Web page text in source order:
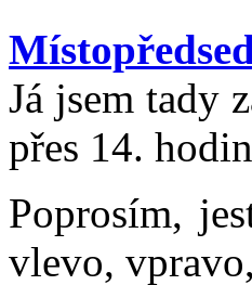
Já jsem tady
přes 14.
Poprosím,
vlevo,